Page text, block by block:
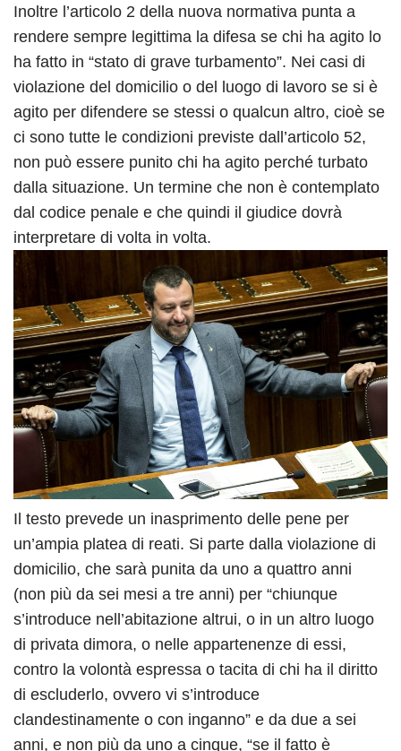
Inoltre l’articolo 2 della nuova normativa punta a
rendere sempre legittima la difesa se chi ha agito lo
ha fatto in “stato di grave turbamento”. Nei casi di
violazione del domicilio o del luogo di lavoro se si è
agito per difendere se stessi o qualcun altro, cioè se
ci sono tutte le condizioni previste dall’articolo 52,
non può essere punito chi ha agito perché turbato
dalla situazione. Un termine che non è contemplato
dal codice penale e che quindi il giudice dovrà
interpretare di volta in volta.
Il testo prevede un inasprimento delle pene per
un’ampia platea di reati. Si parte dalla violazione di
domicilio, che sarà punita da uno a quattro anni
(non più da sei mesi a tre anni) per “chiunque
s’introduce nell’abitazione altrui, o in un altro luogo
di privata dimora, o nelle appartenenze di essi,
contro la volontà espressa o tacita di chi ha il diritto
di escluderlo, ovvero vi s’introduce
clandestinamente o con inganno” e da due a sei
anni, e non più da uno a cinque, “se il fatto è